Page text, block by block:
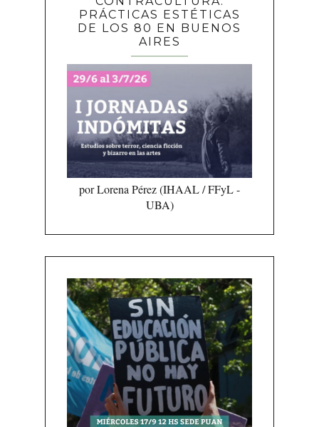
PRÁCTICAS ESTÉTICAS
DE LOS 80 EN BUENOS
AIRES
por Lorena Pérez (IHAAL / FFyL -
UBA)